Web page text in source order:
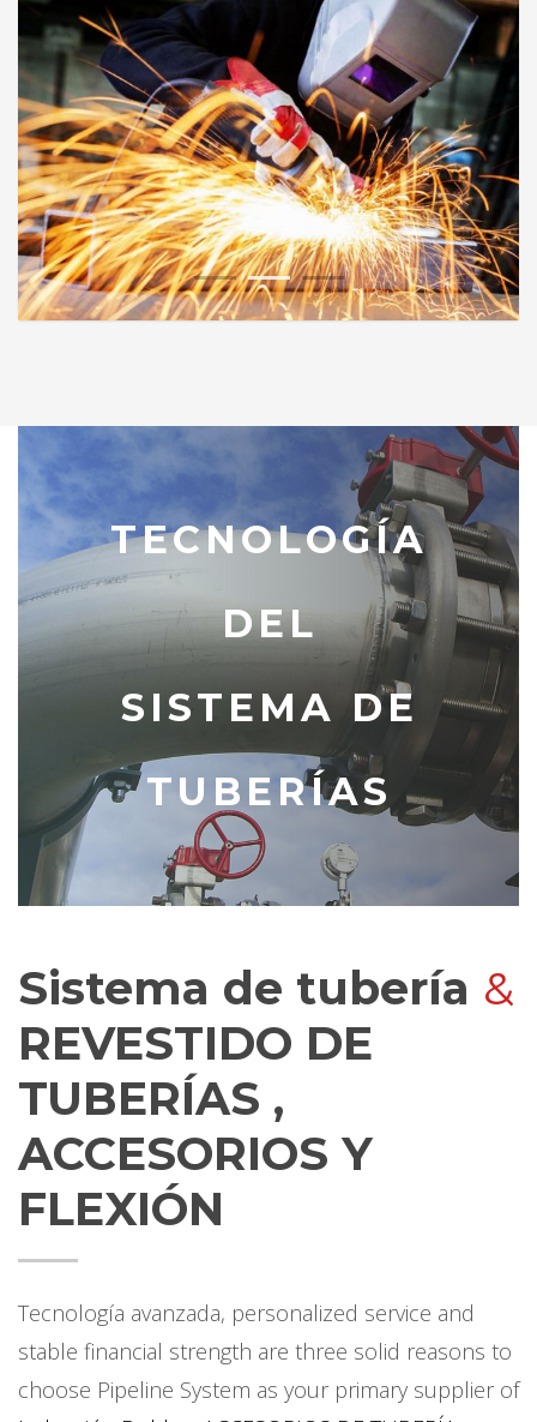
1 2 3
TECNOLOGÍA
DEL
SISTEMA DE
TUBERÍAS
Sistema de tubería &
REVESTIDO DE
TUBERÍAS ,
ACCESORIOS Y
FLEXIÓN
Tecnología avanzada, personalized service and
stable financial strength are three solid reasons to
choose Pipeline System as your primary supplier of